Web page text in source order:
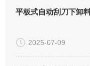
平板式自动刮刀下卸
2025-07-09